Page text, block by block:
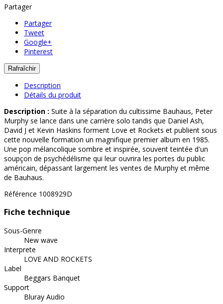
Partager
Partager
Tweet
Google+
Pinterest
Description
Détails du produit
Description : Suite à la séparation du cultissime Bauhaus, Peter
Murphy se lance dans une carrière solo tandis que Daniel Ash,
David J et Kevin Haskins forment Love et Rockets et publient sous
cette nouvelle formation un magnifique premier album en 1985.
Une pop mélancolique sombre et inspirée, souvent teintée d'un
soupçon de psychédélisme qui leur ouvrira les portes du public
américain, dépassant largement les ventes de Murphy et même
de Bauhaus.
Référence 1008929D
Fiche technique
Sous-Genre
New wave
Interprete
LOVE AND ROCKETS
Label
Beggars Banquet
Support
Bluray Audio